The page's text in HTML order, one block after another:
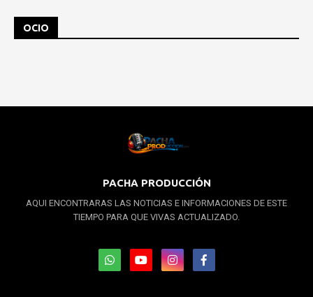
OCIO
PACHA PRODUCCIÓN
AQUI ENCONTRARAS LAS NOTICIAS E INFORMACIONES DE ESTE
TIEMPO PARA QUE VIVAS ACTUALIZADO.